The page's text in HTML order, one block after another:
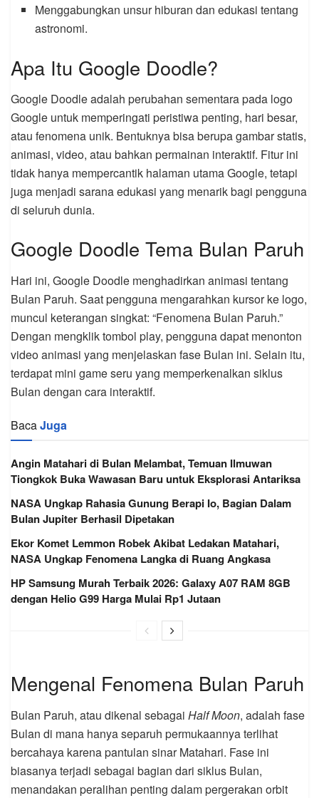
Menggabungkan unsur hiburan dan edukasi tentang
astronomi.
Apa Itu Google Doodle?
Google Doodle adalah perubahan sementara pada logo
Google untuk memperingati peristiwa penting, hari besar,
atau fenomena unik. Bentuknya bisa berupa gambar statis,
animasi, video, atau bahkan permainan interaktif. Fitur ini
tidak hanya mempercantik halaman utama Google, tetapi
juga menjadi sarana edukasi yang menarik bagi pengguna
di seluruh dunia.
Google Doodle Tema Bulan Paruh
Hari ini, Google Doodle menghadirkan animasi tentang
Bulan Paruh. Saat pengguna mengarahkan kursor ke logo,
muncul keterangan singkat: “Fenomena Bulan Paruh.”
Dengan mengklik tombol play, pengguna dapat menonton
video animasi yang menjelaskan fase Bulan ini. Selain itu,
terdapat mini game seru yang memperkenalkan siklus
Bulan dengan cara interaktif.
BacaJuga
Angin Matahari di Bulan Melambat, Temuan Ilmuwan
Tiongkok Buka Wawasan Baru untuk Eksplorasi Antariksa
NASA Ungkap Rahasia Gunung Berapi Io, Bagian Dalam
Bulan Jupiter Berhasil Dipetakan
Ekor Komet Lemmon Robek Akibat Ledakan Matahari,
NASA Ungkap Fenomena Langka di Ruang Angkasa
HP Samsung Murah Terbaik 2026: Galaxy A07 RAM 8GB
dengan Helio G99 Harga Mulai Rp1 Jutaan
Mengenal Fenomena Bulan Paruh
Bulan Paruh, atau dikenal sebagai Half Moon, adalah fase
Bulan di mana hanya separuh permukaannya terlihat
bercahaya karena pantulan sinar Matahari. Fase ini
biasanya terjadi sebagai bagian dari siklus Bulan,
menandakan peralihan penting dalam pergerakan orbit